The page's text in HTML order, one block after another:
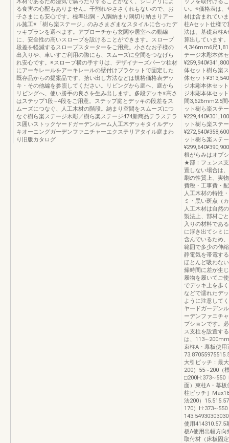
る食害の心配もありません。干割れやささくれもないので、お
子さまにも安心です。標準出隅・入隅納まり隅切り納まりアー
ル施工※「樹ら楽ステージ」のみさまざまなスタイルに合ったデ
ッキプランを選べます。アプローチから玄関や居室への動線
に、安全性の高いスロープを設けることができます。スロープ
段差を軽減するスロープスターターをご用意。小さなお子様の
出入りや、車いすご利用の際にも、スムーズに空間をつなげら
れ安心です。※スロープ横の手すりは、デザイナーズパーツ柱材
にアーキレールをアーキレールの壁付けブラケットで固定した
既存品からの提案品です。拾い出し方法などは規格価格表デッ
キ・その他編を参照してください。リビングから庭へ、庭から
リビングへ、使い勝手の良さを生み出します。多段デッキ※高さ
はステップ1段∼4段をご用意。ステップ庭とデッキの段差をス
ムーズにつなぐ、人工木材の階段。納まり空間をスムーズにつ
なぐ樹ら楽ステージ木彫／樹ら楽ステージ474新商品テラステラ
ス囲いストックヤードガーデンルーム人工木デッキタイルデッ
キオーニングガーデンファニチャーエクステリアタイル庭まわ
り旧版カタログ
い。※価格表は
材は含まれてい
柱Aセット仕様
法は、基礎束柱A
算出しています
4,346mm6尺
テージ木彫本体
体セット樹ら楽
体セット
ジ木彫本体セッ
ジ木彫本体セッ
間3,626mm2.5
ット樹ら楽ステ
ット樹ら楽ステ
ット樹ら楽ステ
根がらみはオプ
★部：フェンス
置しない場合は
刷の性質上、実
費税・工事費・
人工木材の特性
ミ・黒い斑点（
人工木材は自然
製法上、部材ご
入りの材料であ
に浮き出てシミ
含んでいるため
範囲で多少の伸
静電気を帯電す
ほとんど吸わな
燥時間に差が生
履物を履いてご
でデッキ上を歩
などで濡れたデ
ように注意して
ヤードガーデン
ーデンファニチ
プションです。
ス支柱を設置す
は、
束柱A・幕板使用
大引ピッチ：最
200）55∼200（
□200H:373∼550
面）束柱A・幕板
柱ピッチ］
法200）
170）
使用414310.57.5
板A使用出幅方向
取付材（床板固